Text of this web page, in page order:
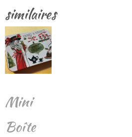
similaires
Mini
Boîte